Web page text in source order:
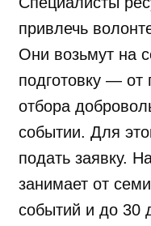
привлечь
Они возьмут на
подготовку — от
отбора
событии. Для
подать заявку.
занимает от
событий и до 30